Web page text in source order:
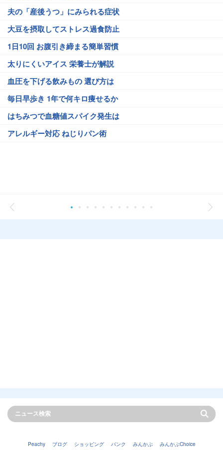
夫の「産後うつ」にみられる症状
大豆を摂取してストレス過食防止
1日10回 お腹引き締まる簡単習慣
太りにくいアイス 栄養士が解説
血圧を下げる飲みもの 選び方は
毎日早歩き 1年で何キロ痩せるか
はちみつで血糖値スパイク発生は
アレルギー対応 ねじりパン術
Peachy ブログ ショッピング バンク みんかぶ みんかぶChoice